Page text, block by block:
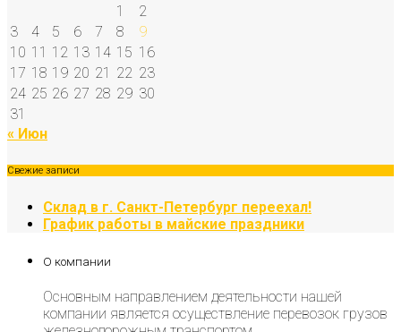
1
2
3
4 5 6 7 8
9
10 11 12 13 14 15 16
17 18 19 20 21 22 23
24 25 26 27 28 29 30
31
« Июн
Свежие записи
Склад в г. Санкт-Петербург переехал!
График работы в майские праздники
О компании
Основным направлением деятельности нашей
компании является осуществление перевозок грузов